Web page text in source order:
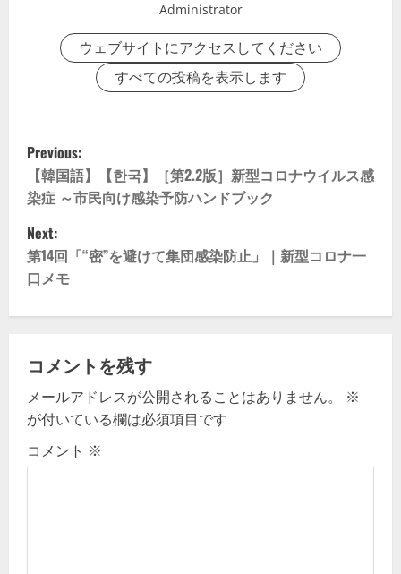
Administrator
ウェブサイトにアクセスしてください
すべての投稿を表示します
P
o
s
t
n
v
i
g
Previous:
【韓国語】【한국】［第2.2版］新型コロナウイルス感
染症 ～市民向け感染予防ハンドブック
Next:
第14回「“密”を避けて集団感染防止」｜新型コロナ一
口メモ
コメントを残す
メールアドレスが公開されることはありません。
※
が付いている欄は必須項目です
コメント ※